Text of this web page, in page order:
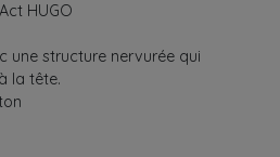
HUGO
une structure nervurée qui
la tête.